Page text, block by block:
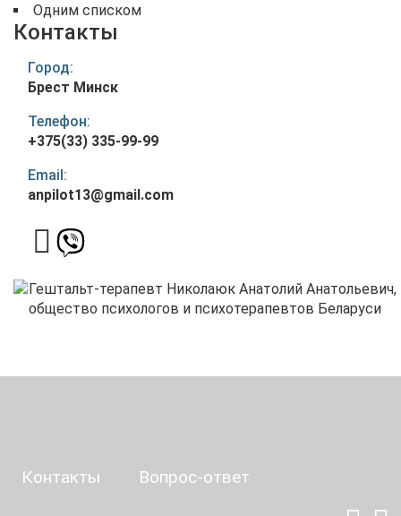
Одним списком
Контакты
Город:
Брест Минск
Телефон:
+375(33) 335-99-99
Email:
anpilot13@gmail.com
Контакты Вопрос-ответ